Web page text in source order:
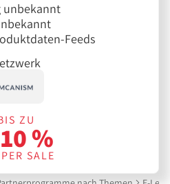
unbekannt
Feeds
ZU
%
SALE